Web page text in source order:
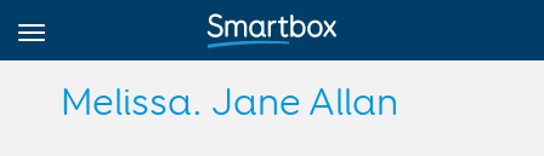
Melissa. Jane Allan